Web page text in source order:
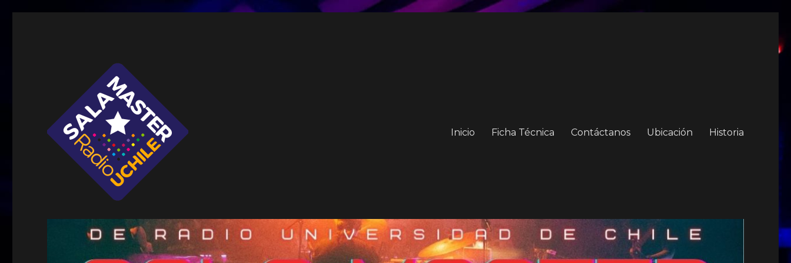
Sala Master
Inicio Ficha Técnica Contáctanos Ubicación Historia